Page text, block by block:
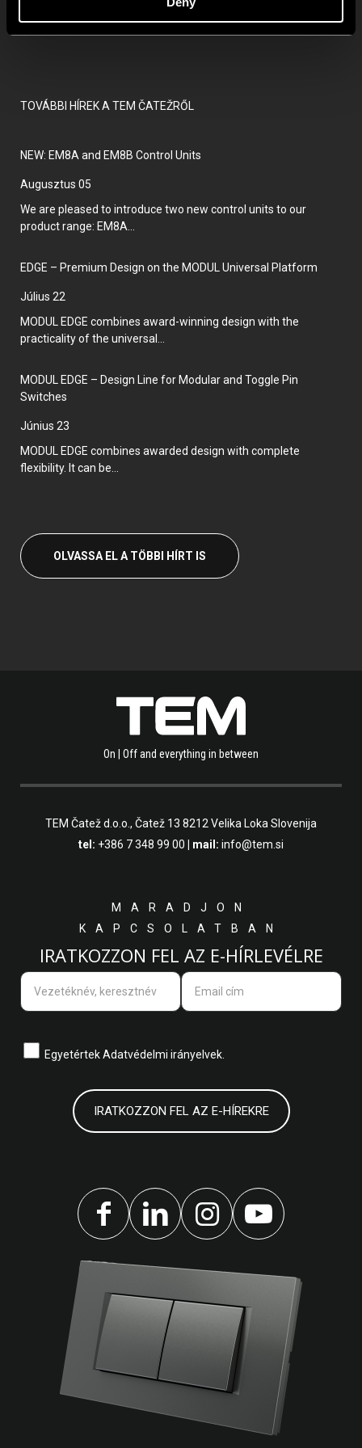
TOVÁBBI HÍREK A TEM ČATEŽRŐL
NEW: EM8A and EM8B Control Units
augusztus 05
We are pleased to introduce two new control units to our
product range: EM8A...
EDGE – Premium Design on the MODUL Universal Platform
július 22
MODUL EDGE combines award-winning design with the
practicality of the universal...
MODUL EDGE – Design Line for Modular and Toggle Pin
Switches
június 23
MODUL EDGE combines awarded design with complete
flexibility. It can be...
OLVASSA EL A TÖBBI HÍRT IS
On | Off and everything in between
TEM Čatež d.o.o., Čatež 13 8212 Velika Loka Slovenija
tel: +386 7 348 99 00 | mail: info@tem.si
MARADJON
KAPCSOLATBAN
IRATKOZZON FEL AZ E-HÍRLEVÉLRE
EgyetértekAdatvédelmi irányelvek.